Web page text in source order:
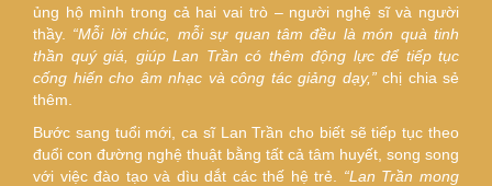
ủng hộ mình trong cả hai vai trò – người nghệ sĩ và người
thầy.
“Mỗi lời chúc, mỗi sự quan tâm đều là món quà tinh
thần quý giá, giúp Lan Trần có thêm động lực để tiếp tục
cống hiến cho âm nhạc và công tác giảng dạy,”chị chia sẻ
thêm.
Bước sang tuổi mới, ca sĩ Lan Trần cho biết sẽ tiếp tục theo
đuổi con đường nghệ thuật bằng tất cả tâm huyết, song song
với việc đào tạo và dìu dắt các thế hệ trẻ. “Lan Trần mong